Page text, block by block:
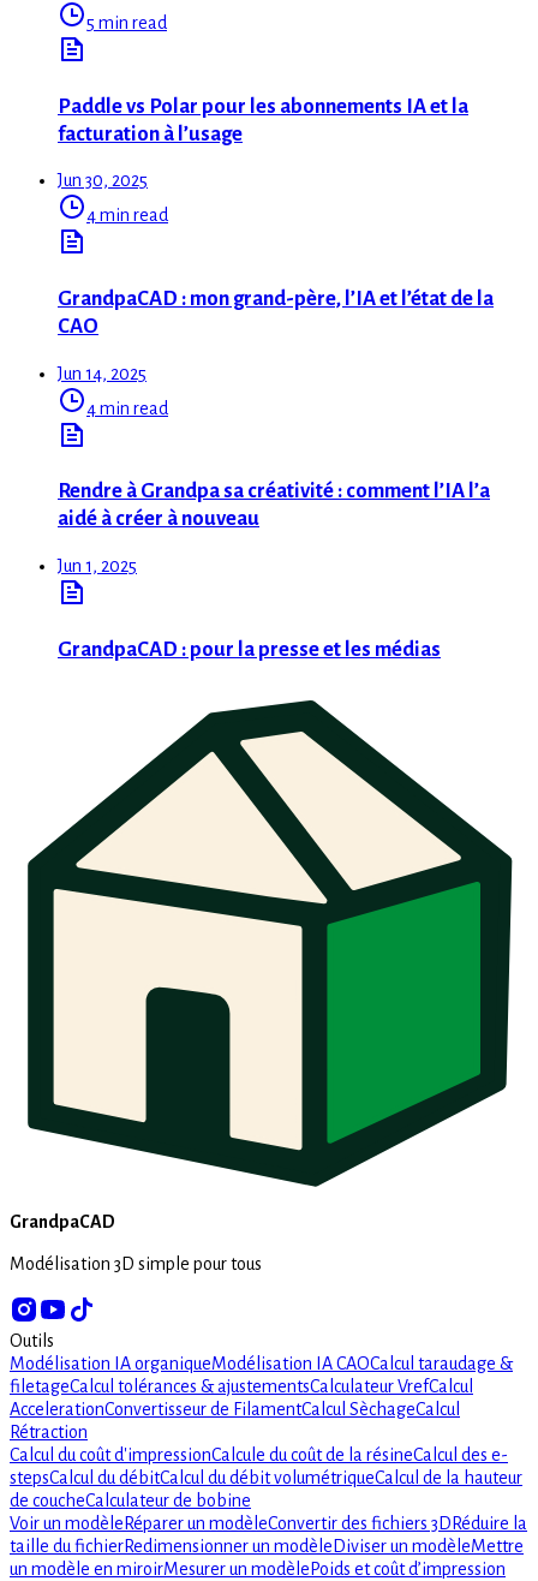
5 min read
Paddle vs Polar pour les abonnements IA et la
facturation à l’usage
Jun 30, 2025
4 min read
GrandpaCAD : mon grand-père, l’IA et l’état de la
CAO
Jun 14, 2025
4 min read
Rendre à Grandpa sa créativité : comment l’IA l’a
aidé à créer à nouveau
Jun 1, 2025
GrandpaCAD : pour la presse et les médias
GrandpaCAD
Modélisation 3D simple pour tous
Outils
Modélisation IA organiqueModélisation IA CAOCalcul taraudage &
filetageCalcul tolérances & ajustementsCalculateur VrefCalcul
AccelerationConvertisseur de FilamentCalcul SèchageCalcul
Rétraction
Calcul du coût d'impressionCalcule du coût de la résineCalcul des e-
stepsCalcul du débitCalcul du débit volumétriqueCalcul de la hauteur
de coucheCalculateur de bobine
Voir un modèle Réparer un modèleConvertir des fichiers 3D Réduire la
taille du fichierRedimensionner un modèle Diviser un modèleMettre
un modèle en miroirMesurer un modèle Poids et coût d’impression